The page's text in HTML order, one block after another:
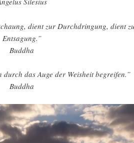
dient zur Durchdringung, dient
Entsagung.”
Buddha
das Auge der Weisheit begreifen.”
Buddha